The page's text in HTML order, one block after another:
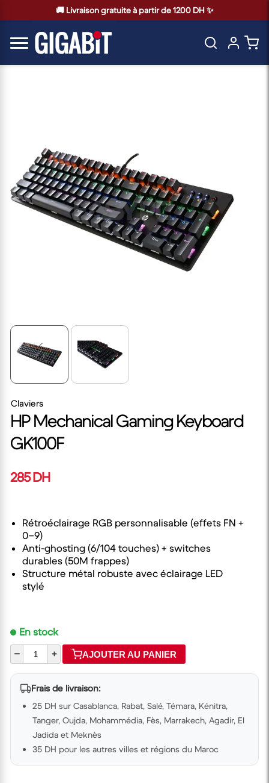
🚚 Livraison gratuite à partir de 1200 DH ✨
Claviers
HP Mechanical Gaming Keyboard
GK100F
285 DH
Rétroéclairage RGB personnalisable (effets FN +
0–9)
Anti-ghosting (6/104 touches) + switches
durables (50M frappes)
Structure métal robuste avec éclairage LED
stylé
En stock
–
+ AJOUTER AU PANIER
Frais de livraison:
25 DH sur Casablanca, Rabat, Salé, Témara, Kénitra,
Tanger, Oujda, Mohammédia, Fès, Marrakech, Agadir, El
Jadida et Meknès
35 DH pour les autres villes et régions du Maroc